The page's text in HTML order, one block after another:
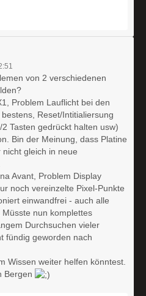
von 2 verschiedenen
Problem Lauflicht bei den
Reset/Intitialiersung
Tasten gedrückt halten usw)
Bin der Meinung, dass Platine
gleich in neue
Avant, Problem Display
noch vereinzelte Pixel-Punkte
einwandfrei - auch alle
Müsste nun komplettes
Durchsuchen vieler
fündig geworden nach
Wissen weiter helfen könntest.
Bergen